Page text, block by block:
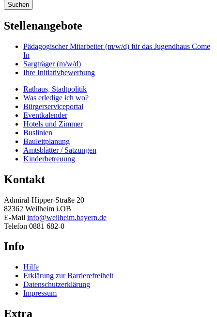
Suchen
Stellenangebote
Pädagogischer Mitarbeiter (m/w/d) für das Jugendhaus Come
In
Sargträger (m/w/d)
Ihre Initiativbewerbung
Rathaus, Stadtpolitik
Was erledige ich wo?
Bürgerserviceportal
Eventkalender
Hotels und Zimmer
Buslinien
Bauleitplanung
Amtsblätter / Satzungen
Kinderbetreuung
Kontakt
Admiral-Hipper-Straße 20
82362 Weilheim i.OB
E-Mail info@weilheim.bayern.de
Telefon 0881 682-0
Info
Hilfe
Erklärung zur Barrierefreiheit
Datenschutzerklärung
Impressum
Extra